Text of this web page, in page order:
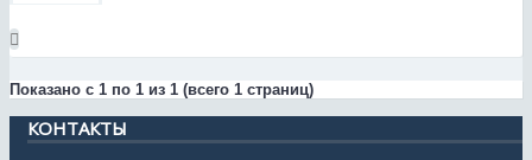
Показано с 1 по 1 из 1 (всего 1 страниц)
КОНТАКТЫ